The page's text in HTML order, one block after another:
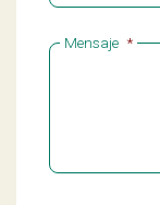
Mensaje *